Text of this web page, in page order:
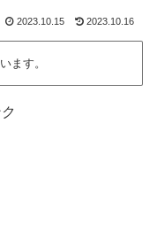
2023.10.15 2023.10.16
ます。